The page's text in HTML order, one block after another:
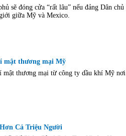
sẽ đóng cửa “rất lâu” nếu đảng Dân chủ
giữa Mỹ và Mexico.
mật thương mại Mỹ
mật thương mại từ công ty dầu khí Mỹ nơi
Cả Triệu Người